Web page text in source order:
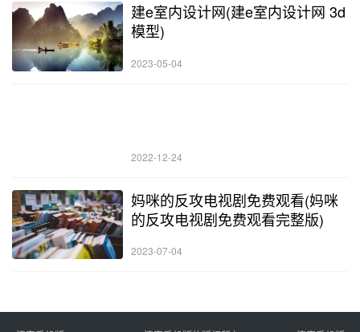
建e室内设计网(建e室内设计网 3d
模型)
2023-05-04
2022-12-24
妈咪的反攻电视剧免费观看(妈咪
的反攻电视剧免费观看完整版)
2023-07-04